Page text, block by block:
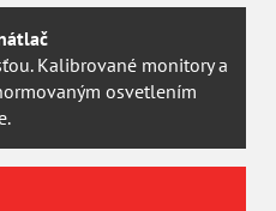
Kalibrované monitory a
osvetlením